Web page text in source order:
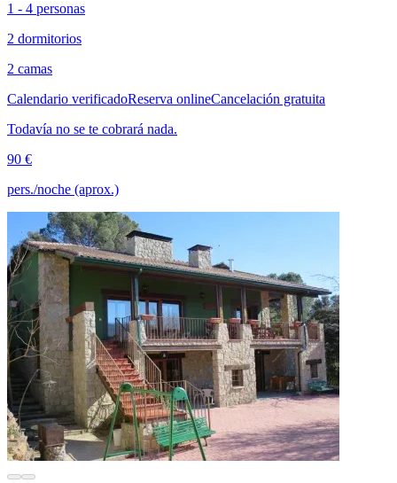
1 - 4 personas
2 dormitorios
2 camas
Calendario verificadoReserva onlineCancelación gratuita
Todavía no se te cobrará nada.
90 €
pers./noche (aprox.)